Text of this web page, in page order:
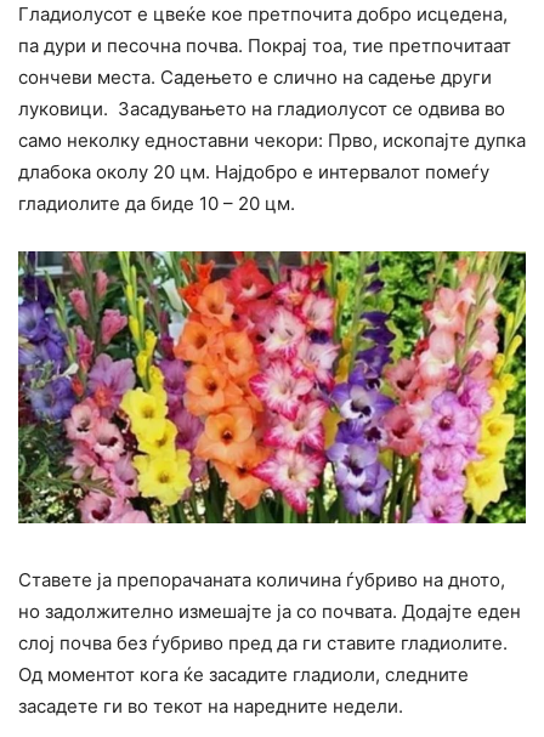
Гладиолусот е цвеќе кое претпочита добро исцедена,
па дури и песочна почва. Покрај тоа, тие претпочитаат
сончеви места. Садењето е слично на садење други
луковици. Засадувањето на гладиолусот се одвива во
само неколку едноставни чекори: Прво, ископајте дупка
длабока околу 20 цм. Најдобро е интервалот помеѓу
гладиолите да биде 10 – 20 цм.
Ставете ја препорачаната количина ѓубриво на дното,
но задолжително измешајте ја со почвата. Додајте еден
слој почва без ѓубриво пред да ги ставите гладиолите.
Од моментот кога ќе засадите гладиоли, следните
засадете ги во текот на наредните недели.